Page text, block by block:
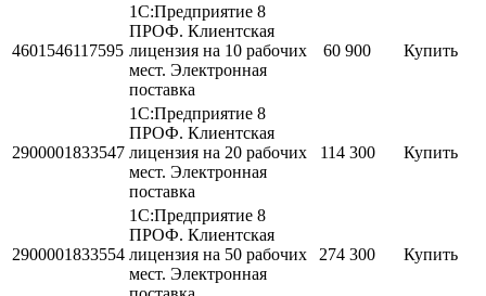
4601546117595
1С:Предприятие 8
ПРОФ. Клиентская
лицензия на 10 рабочих
мест. Электронная
поставка
60 900 Купить
2900001833547
1С:Предприятие 8
ПРОФ. Клиентская
лицензия на 20 рабочих
мест. Электронная
поставка
114 300 Купить
2900001833554
1С:Предприятие 8
ПРОФ. Клиентская
лицензия на 50 рабочих
мест. Электронная
274 300 Купить